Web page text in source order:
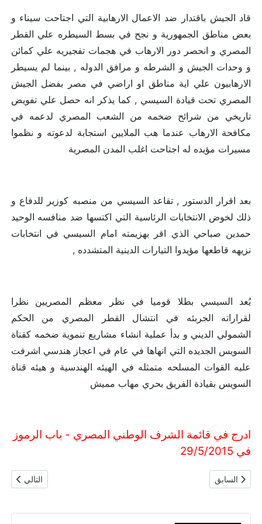
قاد الجيش باقتدار ضد الاعمال الارهابية التي اجتاحت سيناء و
بعض مناطق الجمهورية و نجح في بسط السيطره علي القطر
المصري و انحصر دور الارهاب في هجمات تفجيريه علي كمائن
و وحدات الجيش و الشرطه و مرافق الدوله , بينما لم يسيطر
الارهابيون علي اية مناطق او اراضي في مصر بفضل الجيش
المصري تحت قيادة السيسي , كما يذكر انه حصل علي تفويض
تاريخي من شرائح ضخمه من الشعب المصري لدعمه في
مكافحة الارهاب عندما هب الملايين استجابة لدعوته و نظموا
مسيرات مؤيده له اجتاحت اغلب المدن المصرية
بعد اقرار الدستور , تقاعد السيسي من منصبه كوزير للدفاع و
ذلك لخوض الانتخابات الرئاسية التي اكتسها ضد منافسه الوحيد
حمدين صباحي الذي اقر بهزيمته امام السيسي في انتخابات
نزيهه قاطعها مؤيدوا التيارات الدينية المتشدده ,
يُعد السيسي بطلا قوميا في نظر معظم المصريين نظرا
لقراراته الجربئه في انتشال القطر المصري من الحكم
الشمولي الديني و بدأ عملية انشاء مشاريع تنموية ضخمه كقناة
السويس الجديده التي انهاها في عام في اعجاز هندسي اشرفت
عليه القوات المسلحه متمثله في الهيئه الهندسية و هيئه قناة
السويس بقيادة الفريق بحري مهاب مميش
ادرج في قائمة الشرف الوطني المصري - باب الرموز
في 29/5/2015
المقال السابق: رفاعة الطهطاوي
السابق المقال
التالي